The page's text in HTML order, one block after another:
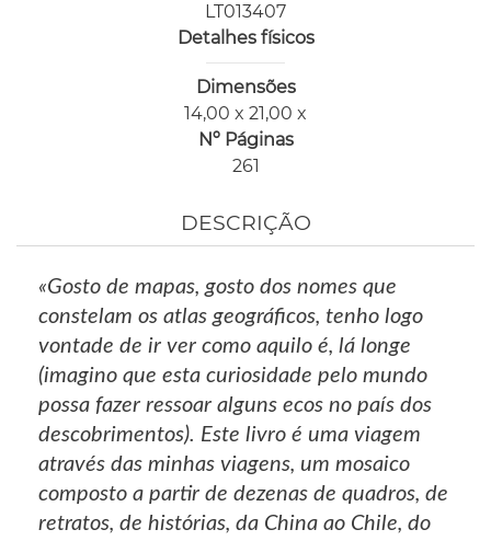
LT013407
Detalhes físicos
Dimensões
14,00 x 21,00 x
Nº Páginas
261
DESCRIÇÃO
«Gosto de mapas, gosto dos nomes que
constelam os atlas geográficos, tenho logo
vontade de ir ver como aquilo é, lá longe
(imagino que esta curiosidade pelo mundo
possa fazer ressoar alguns ecos no país dos
descobrimentos). Este livro é uma viagem
através das minhas viagens, um mosaico
composto a partir de dezenas de quadros, de
retratos, de histórias, da China ao Chile, do